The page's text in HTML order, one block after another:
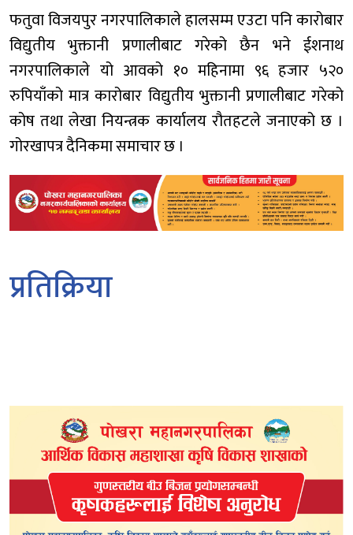
फतुवा विजयपुर नगरपालिकाले हालसम्म एउटा पनि कारोबार
विद्युतीय भुक्तानी प्रणालीबाट गरेको छैन भने ईशनाथ
नगरपालिकाले यो आवको १० महिनामा ९६ हजार ५२०
रुपियाँको मात्र कारोबार विद्युतीय भुक्तानी प्रणालीबाट गरेको
कोष तथा लेखा नियन्त्रक कार्यालय रौतहटले जनाएको छ ।
गोरखापत्र दैनिकमा समाचार छ ।
प्रतिक्रिया